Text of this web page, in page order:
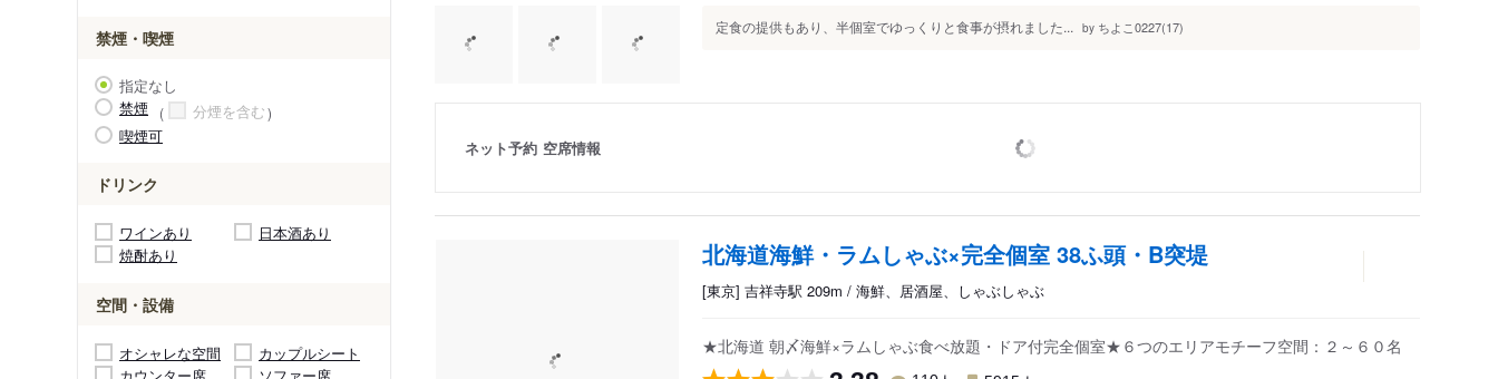
禁煙・喫煙
指定なし
禁煙
分煙を含む
喫煙可
ドリンク
ワインあり
日本酒あり
焼酎あり
空間・設備
オシャレな空間
カップルシート
定食の提供もあり、半個室でゆっくりと食事が摂れました... by ちよこ0227(17)
ネット予約 空席情報
北海道海鮮・ラムしゃぶ×完全個室 38ふ頭・B突堤
[東京] 吉祥寺駅 209m / 海鮮、居酒屋、しゃぶしゃぶ
★北海道 朝〆海鮮×ラムしゃぶ食べ放題・ドア付完全個室★６つのエリアモチーフ空間：２～６０名